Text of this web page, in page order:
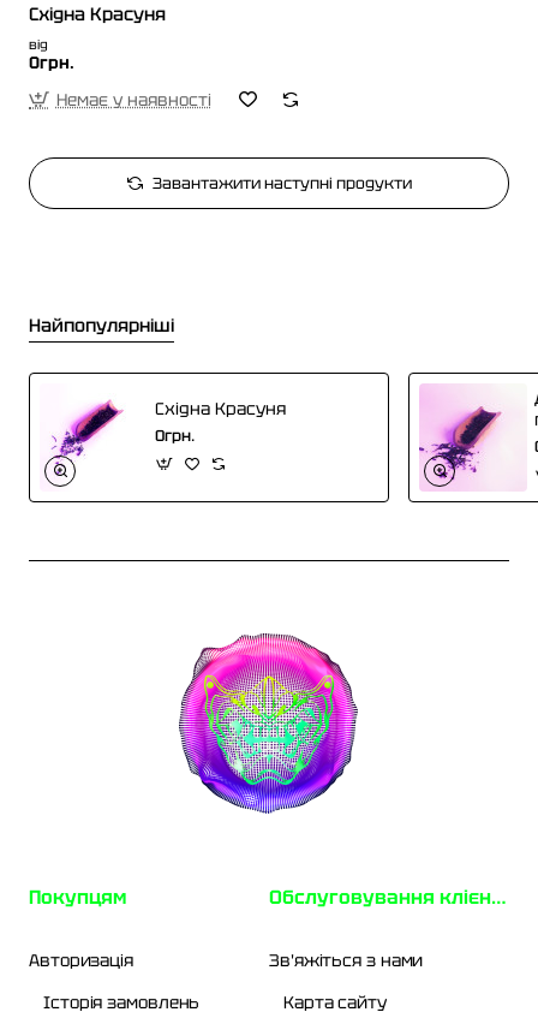
Східна Красуня
від
0грн.
Немає у наявності
Завантажити наступні продукти
Найпопулярніші
Східна Красуня
0грн.
Покупцям
Авторизація
Історія замовлень
Обслуговування клієнтів
Зв'яжіться з нами
Карта сайту